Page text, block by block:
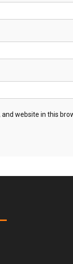
and website in this